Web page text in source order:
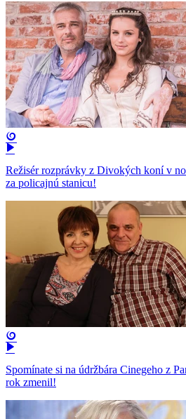
Režisér rozprávky z Divokých koní v
za policajnú stanicu!
Spomínate si na údržbára Cinegeho z
rok zmenil!